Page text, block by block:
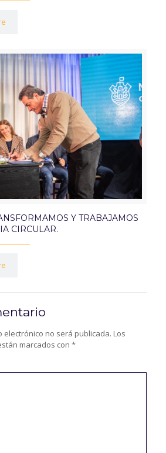
Y TRABAJAMOS
CIRCULAR.
electrónico no será publicada. Los
marcados con *